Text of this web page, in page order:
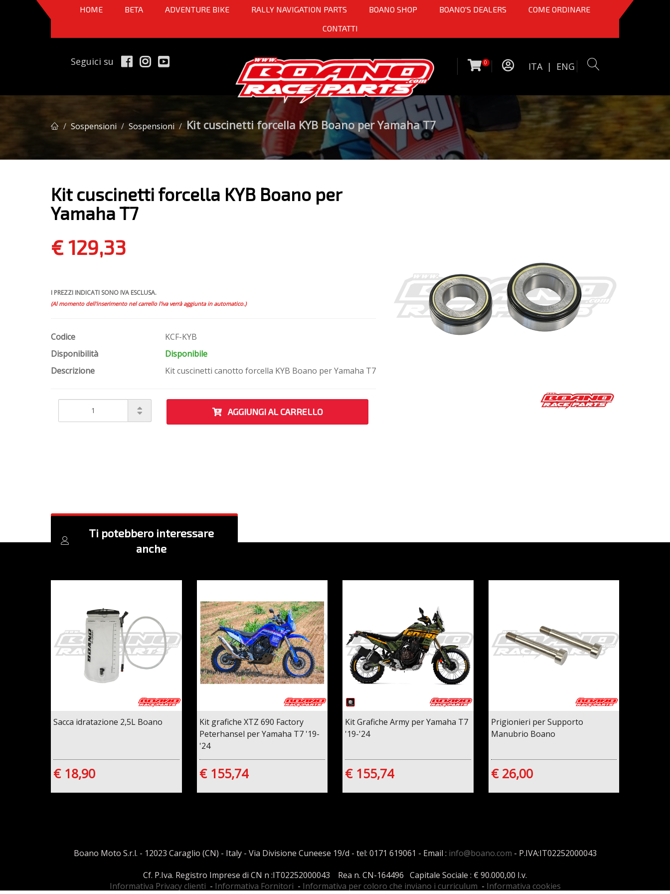
HOME BETA ADVENTURE BIKE RALLY NAVIGATION PARTS BOANO SHOP BOANO'S DEALERS
COME ORDINARE
CONTATTI
Seguici su 0 ITA | ENG
Sospensioni Sospensioni Kit cuscinetti forcella KYB Boano per Yamaha T7
Kit cuscinetti forcella KYB Boano per
Yamaha T7
€ 129,33
I PREZZI INDICATI SONO IVA ESCLUSA.
(Al momento dell'inserimento nel carrello l'iva verrà aggiunta in automatico.)
Codice
KCF-KYB
Disponibilità
Disponibile
Descrizione
Kit cuscinetti canotto forcella KYB Boano per Yamaha T7
AGGIUNGI AL CARRELLO
Ti potebbero interessare
anche
Sacca idratazione 2,5L Boano
€ 18,90
Kit grafiche XTZ 690 Factory
Peterhansel per Yamaha T7 '19-
'24
€ 155,74
Kit Grafiche Army per Yamaha T7
'19-'24
€ 155,74
Prigionieri per Supporto
Manubrio Boano
€ 26,00
Boano Moto S.r.l. - 12023 Caraglio (CN) - Italy - Via Divisione Cuneese 19/d - tel: 0171 619061 - Email : info@boano.com - P.IVA:IT02252000043
Cf. P.Iva. Registro Imprese di CN n :IT02252000043 Rea n. CN-164496 Capitale Sociale : € 90.000,00 I.v.
Informativa Privacy clienti - Informativa Fornitori - Informativa per coloro che inviano i curriculum - Informativa cookies